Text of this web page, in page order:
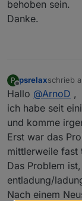
behoben sein.
Danke.
P
Offline
psrelaxschrieb
zuletzt
Hallo @ArnoD ,
ich habe seit
und komme
Erst war das
mittlerweile fast
Das Problem
entladung/
Nach einem